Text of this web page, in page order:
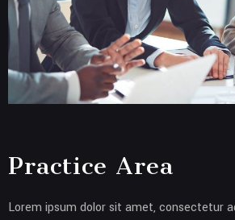
Practice Area
Lorem ipsum dolor sit amet, consectetur